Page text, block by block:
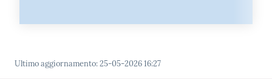
Ultimo aggiornamento:25-05-2026 16:27